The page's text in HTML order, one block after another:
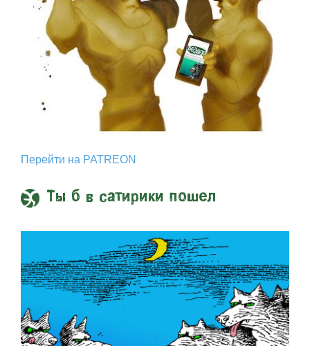
Перейти на PATREON
Ты б в сатирики пошел